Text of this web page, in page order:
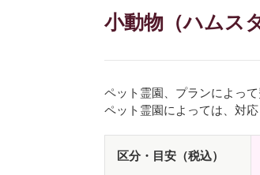
小動物（ハムス
ペット霊園、プランによっ
ペット霊園によっては、対
区分・目安（税込）